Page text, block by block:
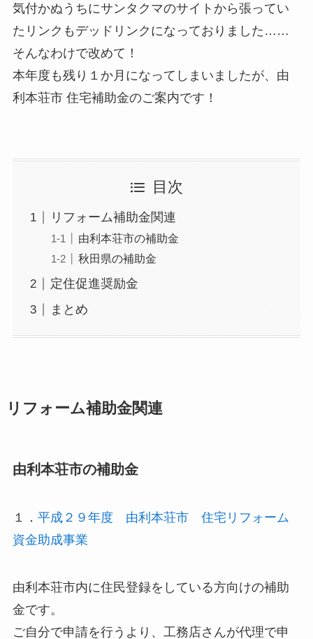
気付かぬうちにサンタクマのサイトから張ってい
たリンクもデッドリンクになっておりました……
そんなわけで改めて！
本年度も残り１か月になってしまいましたが、由
利本荘市 住宅補助金のご案内です！
目次
リフォーム補助金関連
由利本荘市の補助金
秋田県の補助金
定住促進奨励金
まとめ
リフォーム補助金関連
由利本荘市の補助金
１． 平成２９年度 由利本荘市 住宅リフォーム
資金助成事業
由利本荘市内に住民登録をしている方向けの補助
金です。
ご自分で申請を行うより、工務店さんが代理で申